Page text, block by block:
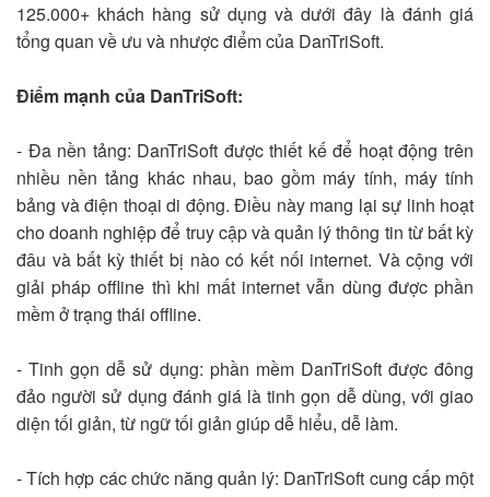
125.000+ khách hàng sử dụng và dưới đây là đánh giá
tổng quan về ưu và nhược điểm của DanTriSoft.
Điểm mạnh của DanTriSoft:
- Đa nền tảng: DanTriSoft được thiết kế để hoạt động trên
nhiều nền tảng khác nhau, bao gồm máy tính, máy tính
bảng và điện thoại di động. Điều này mang lại sự linh hoạt
cho doanh nghiệp để truy cập và quản lý thông tin từ bất kỳ
đâu và bất kỳ thiết bị nào có kết nối internet. Và cộng với
giải pháp offline thì khi mất internet vẫn dùng được phần
mềm ở trạng thái offline.
- Tinh gọn dễ sử dụng: phần mềm DanTriSoft được đông
đảo người sử dụng đánh giá là tinh gọn dễ dùng, với giao
diện tối giản, từ ngữ tối giản giúp dễ hiểu, dễ làm.
- Tích hợp các chức năng quản lý: DanTriSoft cung cấp một